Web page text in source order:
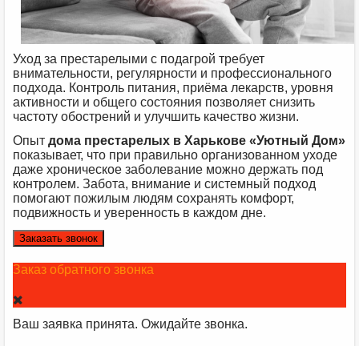
Уход за престарелыми с подагрой требует
внимательности, регулярности и профессионального
подхода. Контроль питания, приёма лекарств, уровня
активности и общего состояния позволяет снизить
частоту обострений и улучшить качество жизни.
Опытдома престарелых в Харькове «Уютный Дом»
показывает, что при правильно организованном уходе
даже хроническое заболевание можно держать под
контролем. Забота, внимание и системный подход
помогают пожилым людям сохранять комфорт,
подвижность и уверенность в каждом дне.
Заказать звонок
Заказ обратного звонка
Ваш заявка принята. Ожидайте звонка.